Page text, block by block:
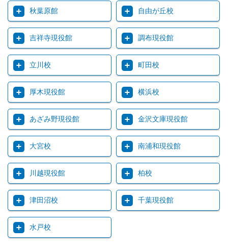
秋葉原館 自由が丘校
吉祥寺現役館 調布現役館
立川校 町田校
厚木現役館 横浜校
あざみ野現役館 金沢文庫現役館
大宮校 南浦和現役館
川越現役館 柏校
津田沼校 千葉現役館
水戸校